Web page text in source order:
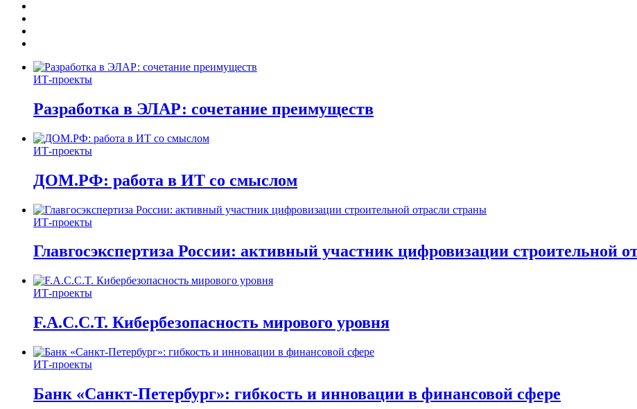
ИТ-проекты
Разработка в ЭЛАР: сочетание преимуществ
ИТ-проекты
ДОМ.РФ: работа в ИТ со смыслом
ИТ-проекты
Главгосэкспертиза России: активный участник цифровизации строительной
ИТ-проекты
F.A.C.C.T. Кибербезопасность мирового уровня
ИТ-проекты
Банк «Санкт-Петербург»: гибкость и инновации в финансовой сфере